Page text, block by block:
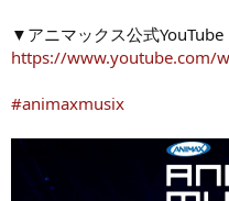
▼アニマックス公式YouTube
https://www.youtube.com/
#animaxmusix